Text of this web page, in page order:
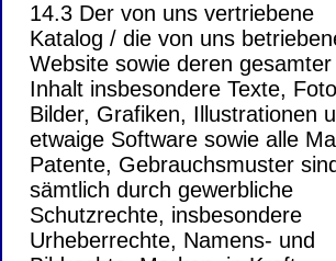
14.3 Der von uns vertriebene
Katalog / die von uns
Website sowie deren gesamter
Inhalt insbesondere Texte,
Bilder, Grafiken, Illustrationen
etwaige Software sowie alle
Patente, Gebrauchsmuster sind
sämtlich durch gewerbliche
Schutzrechte, insbesondere
Urheberrechte, Namens- und